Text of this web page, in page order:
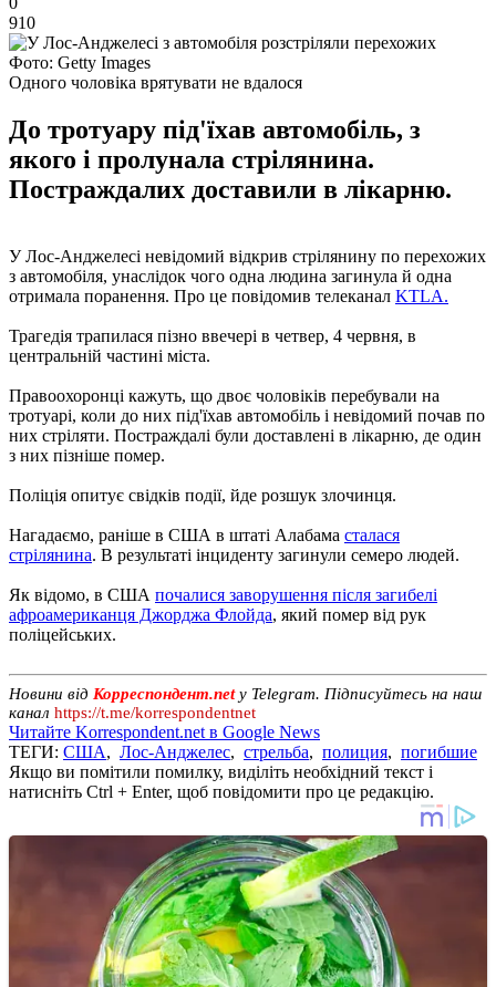
910
Фото: Getty Images
Одного чоловіка врятувати не вдалося
До тротуару під'їхав автомобіль, з
якого і пролунала стрілянина.
Постраждалих доставили в лікарню.
У Лос-Анджелесі невідомий відкрив стрілянину по перехожих
з автомобіля, унаслідок чого одна людина загинула й одна
отримала поранення. Про це повідомив телеканал KTLA.
Трагедія трапилася пізно ввечері в четвер, 4 червня, в
центральній частині міста.
Правоохоронці кажуть, що двоє чоловіків перебували на
тротуарі, коли до них під'їхав автомобіль і невідомий почав по
них стріляти. Постраждалі були доставлені в лікарню, де один
з них пізніше помер.
Поліція опитує свідків події, йде розшук злочинця.
Нагадаємо, раніше в США в штаті Алабама сталася
стрілянина. В результаті інциденту загинули семеро людей.
Як відомо, в США почалися заворушення після загибелі
афроамериканця Джорджа Флойда, який помер від рук
поліцейських.
Новини від Корреспондент.net у Telegram. Підписуйтесь на наш
канал https://t.me/korrespondentnet
Читайте Korrespondent.net в Google News
ТЕГИ: США, Лос-Анджелес, стрельба, полиция, погибшие
Якщо ви помітили помилку, виділіть необхідний текст і
натисніть Ctrl + Enter, щоб повідомити про це редакцію.